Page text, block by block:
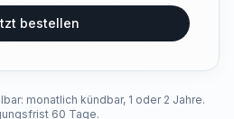
bestellen
monatlich kündbar, 1 oder 2 Jahre.
60 Tage.